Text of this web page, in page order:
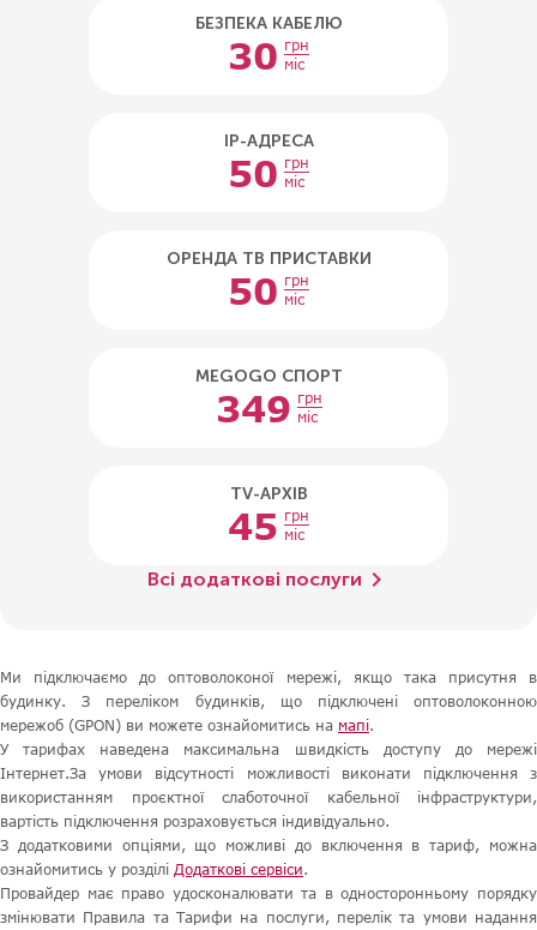
БЕЗПЕКА КАБЕЛЮ
30 грн
міс
IP-АДРЕСА
50 грн
міс
ОРЕНДА ТВ ПРИСТАВКИ
50 грн
міс
MEGOGO СПОРТ
349 грн
міс
TV-АРХІВ
45 грн
міс
Всі додаткові послуги chevron_right
Ми підключаємо до оптоволоконої мережі, якщо така присутня в
будинку. З переліком будинків, що підключені оптоволоконною
мережоб (GPON) ви можете ознайомитись на мапі.
У тарифах наведена максимальна швидкість доступу до мережі
Інтернет.За умови відсутності можливості виконати підключення з
використанням проєктної слаботочної кабельної інфраструктури,
вартість підключення розраховується індивідуально.
З додатковими опціями, що можливі до включення в тариф, можна
ознайомитись у розділі Додаткові сервіси.
Провайдер має право удосконалювати та в односторонньому порядку
змінювати Правила та Тарифи на послуги, перелік та умови надання